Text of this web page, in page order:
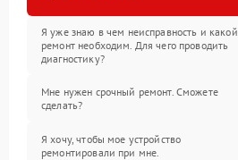
Я уже знаю в чем неисправность и какой
ремонт необходим. Для чего проводить
диагностику?
Мне нужен срочный ремонт. Сможете
сделать?
Я хочу, чтобы мое устройство
ремонтировали при мне.